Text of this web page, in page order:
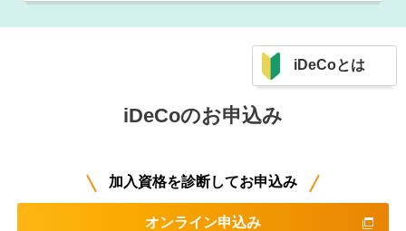
iDeCoとは
iDeCoのお申込み
加入資格を診断してお申込み
オンライン申込み